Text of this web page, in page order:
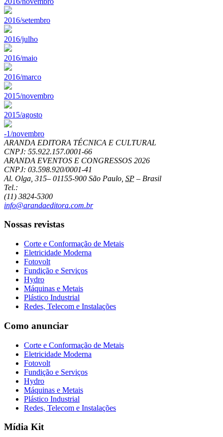
2016/setembro
2016/julho
2016/maio
2016/marco
2015/novembro
2015/agosto
-1/novembro
ARANDA EDITORA TÉCNICA E CULTURAL
CNPJ: 55.922.157.0001-66
ARANDA EVENTOS E CONGRESSOS 2026
CNPJ: 03.598.920/0001-41
Al. Olga, 315– 01155-900 São Paulo SP – Brasil
Tel.:
(11) 3824-5300
info@arandaeditora.com.br
Nossas revistas
Corte e Conformação de Metais
Eletricidade Moderna
Fotovolt
Fundição e Serviços
Hydro
Máquinas e Metais
Plástico Industrial
Redes, Telecom e Instalações
Como anunciar
Corte e Conformação de Metais
Eletricidade Moderna
Fotovolt
Fundição e Serviços
Hydro
Máquinas e Metais
Plástico Industrial
Redes, Telecom e Instalações
Mídia Kit